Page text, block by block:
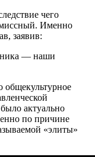
чего
Именно
заявив:
— наши
общекультурное
актуально
по причине
«элиты»